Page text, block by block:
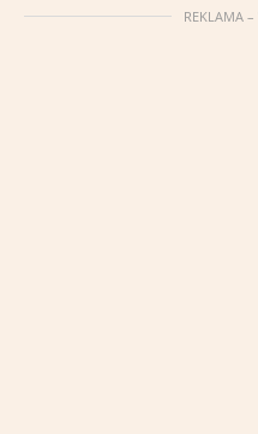
REKLAMA –